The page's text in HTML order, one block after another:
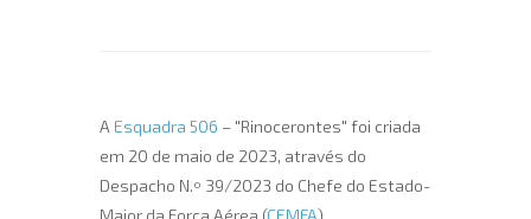
A Esquadra 506 – "Rinocerontes" foi criada
em 20 de maio de 2023, através do
Despacho N.º 39/2023 do Chefe do Estado-
Maior da Força Aérea (CEMFA).